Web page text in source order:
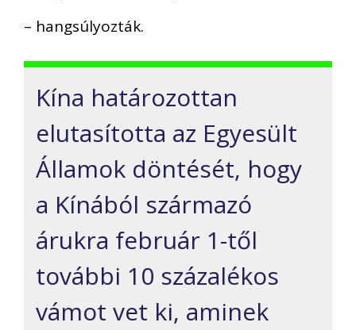
– hangsúlyozták.
Kína határozottan
elutasította az Egyesült
Államok döntését, hogy
a Kínából származó
árukra február 1-től
további 10 százalékos
vámot vet ki, aminek